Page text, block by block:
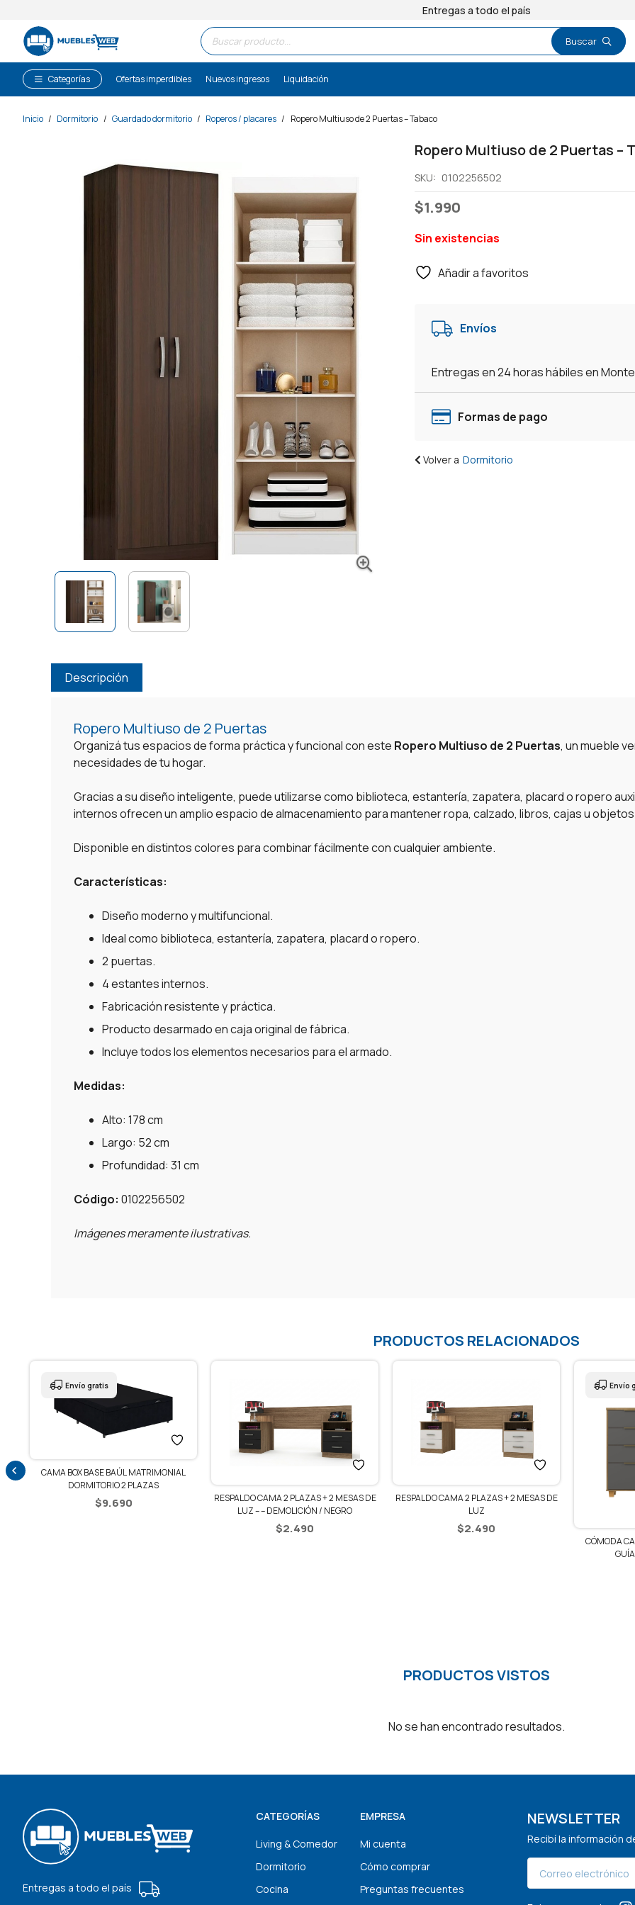
Entregas a todo el país
Búsqueda
de
productos
Categorías Ofertas imperdibles Nuevos ingresos Liquidación
Inicio / Dormitorio / Guardado dormitorio / Roperos / placares / Ropero Multiuso de 2 Puertas – Tabaco
Ropero Multiuso de 2 Puertas –
SKU: 0102256502
$1.990
Sin existencias
Añadir a favoritos
Envíos
Entregas en 24 horas hábiles en
Formas de pago
Volver a Dormitorio
Descripción
Ropero Multiuso de 2 Puertas
Organizá tus espacios de forma práctica y funcional con este Ropero Multiuso de 2 Puertas, un mueble
necesidades de tu hogar.
Gracias a su diseño inteligente, puede utilizarse como biblioteca, estantería, zapatera, placard o ropero
internos ofrecen un amplio espacio de almacenamiento para mantener ropa, calzado, libros, cajas u
Disponible en distintos colores para combinar fácilmente con cualquier ambiente.
Características:
Diseño moderno y multifuncional.
Ideal como biblioteca, estantería, zapatera, placard o ropero.
2 puertas.
4 estantes internos.
Fabricación resistente y práctica.
Producto desarmado en caja original de fábrica.
Incluye todos los elementos necesarios para el armado.
Medidas:
Alto: 178 cm
Largo: 52 cm
Profundidad: 31 cm
Código: 0102256502
Imágenes meramente ilustrativas.
PRODUCTOS RELACIONADOS
CAMA BOX BASE BAÚL MATRIMONIAL
DORMITORIO 2 PLAZAS
$9.690
Envío gratis
RESPALDO CAMA 2 PLAZAS + 2 MESAS DE
LUZ – – DEMOLICIÓN / NEGRO
$2.490
RESPALDO CAMA 2 PLAZAS + 2 MESAS DE
LUZ
$2.490
CÓMODA
Envío
PRODUCTOS VISTOS
No se han encontrado resultados.
Entregas a todo el país
CATEGORÍAS
Living & Comedor
Dormitorio
Cocina
EMPRESA
Mi cuenta
Cómo comprar
Preguntas frecuentes
NEWSLETTER
Recibí la información